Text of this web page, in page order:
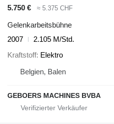
5.750 €
≈ 5.375 CHF
Gelenkarbeitsbühne
2007
2.105 M/Std.
Kraftstoff Elektro
Belgien, Balen
GEBOERS MACHINES BVBA